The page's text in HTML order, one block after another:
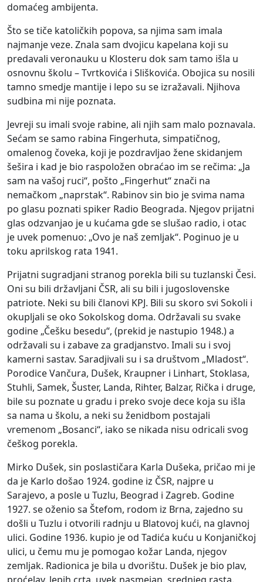
domaćeg ambijenta.
Što se tiče katoličkih popova, sa njima sam imala
najmanje veze. Znala sam dvojicu kapelana koji su
predavali veronauku u Klosteru dok sam tamo išla u
osnovnu školu – Tvrtkovića i Sliškovića. Obojica su nosili
tamno smedje mantije i lepo su se izražavali. Njihova
sudbina mi nije poznata.
Jevreji su imali svoje rabine, ali njih sam malo poznavala.
Sećam se samo rabina Fingerhuta, simpatičnog,
omalenog čoveka, koji je pozdravljao žene skidanjem
šešira i kad je bio raspoložen obraćao im se rečima: „Ja
sam na vašoj ruci“, pošto „Fingerhut“ znači na
nemačkom „naprstak“. Rabinov sin bio je svima nama
po glasu poznati spiker Radio Beograda. Njegov prijatni
glas odzvanjao je u kućama gde se slušao radio, i otac
je uvek pomenuo: „Ovo je naš zemljak“. Poginuo je u
toku aprilskog rata 1941.
Prijatni sugradjani stranog porekla bili su tuzlanski Česi.
Oni su bili državljani ČSR, ali su bili i jugoslovenske
patriote. Neki su bili članovi KPJ. Bili su skoro svi Sokoli i
okupljali se oko Sokolskog doma. Održavali su svake
godine „Češku besedu“, (prekid je nastupio 1948.) a
održavali su i zabave za gradjanstvo. Imali su i svoj
kamerni sastav. Saradjivali su i sa društvom „Mladost“.
Porodice Vančura, Dušek, Kraupner i Linhart, Stoklasa,
Stuhli, Samek, Šuster, Landa, Rihter, Balzar, Rička i druge,
bile su poznate u gradu i preko svoje dece koja su išla
sa nama u školu, a neki su ženidbom postajali
vremenom „Bosanci“, iako se nikada nisu odricali svog
češkog porekla.
Mirko Dušek, sin poslastičara Karla Dušeka, pričao mi je
da je Karlo došao 1924. godine iz ČSR, najpre u
Sarajevo, a posle u Tuzlu, Beograd i Zagreb. Godine
1927. se oženio sa Štefom, rodom iz Brna, zajedno su
došli u Tuzlu i otvorili radnju u Blatovoj kući, na glavnoj
ulici. Godine 1936. kupio je od Tadića kuću u Konjaničkoj
ulici, u čemu mu je pomogao kožar Landa, njegov
zemljak. Radionica je bila u dvorištu. Dušek je bio plav,